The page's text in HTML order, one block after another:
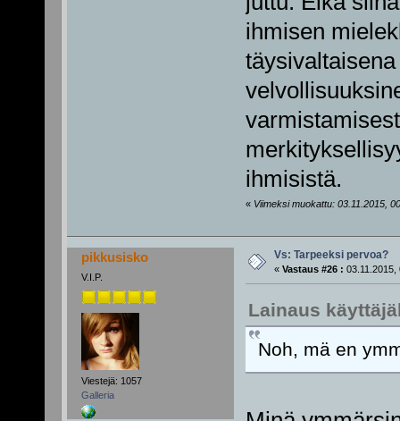
ihmisen
ihmisistä.
« Viimeksi muokattu: 03.11.2015,
pikkusisko
V.I.P.
Viestejä: 1057
Galleria
Vs: Tarpeeksi pervoa?
« Vastaus #26 : 03.11.2015,
Lainaus
Noh, mä en